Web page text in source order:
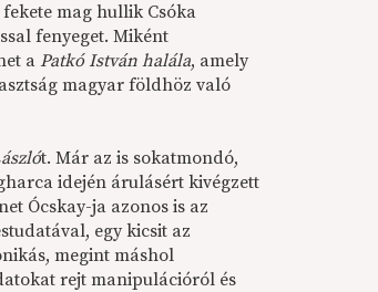
mag hullik Csóka
fenyeget. Miként
aPatkó István halála, amely
magyar földhöz való
t. Már az is sokatmondó,
idején árulásért kivégzett
Ócskay-ja azonos is az
egy kicsit az
megint máshol
rejt manipulációról és